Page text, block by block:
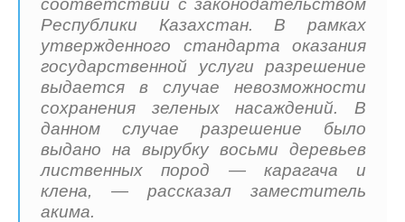
соответствии с законодательством
Республики Казахстан. В рамках
утвержденного стандарта оказания
государственной услуги разрешение
выдается в случае невозможности
сохранения зеленых насаждений. В
данном случае разрешение было
выдано на вырубку восьми деревьев
лиственных пород — карагача и
клена, — рассказал заместитель
акима.